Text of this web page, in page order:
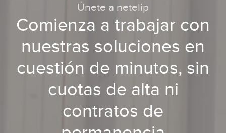
Únete a netelip
Comienza a trabajar con
nuestras soluciones en
cuestión de minutos, sin
cuotas de alta ni
contratos de